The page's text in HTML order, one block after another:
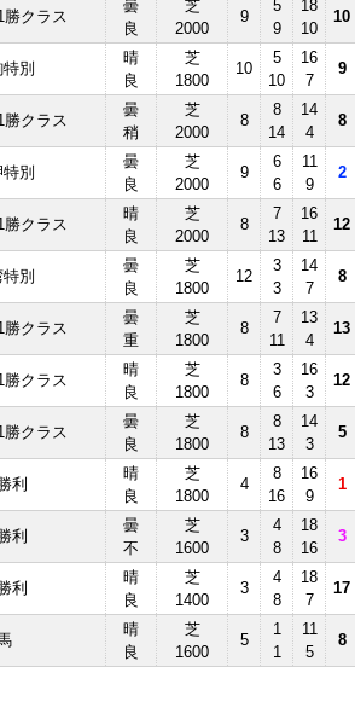
勝クラス
曇
良
芝
2000
9
5
9
18
10
10
別
晴
良
芝
1800
10
5
10
16
7
9
勝クラス
曇
稍
芝
2000
8
8
14
14
4
8
別
曇
良
芝
2000
9
6
6
11
9
2
勝クラス
晴
良
芝
2000
8
7
13
16
11
12
別
曇
良
芝
1800
12
3
3
14
7
8
勝クラス
曇
重
芝
1800
8
7
11
13
4
13
勝クラス
晴
良
芝
1800
8
3
6
16
3
12
勝クラス
曇
良
芝
1800
8
8
13
14
3
5
利
晴
良
芝
1800
4
8
16
16
9
1
利
曇
不
芝
1600
3
4
8
18
16
3
利
晴
良
芝
1400
3
4
8
18
7
17
晴
良
芝
1600
5
1
1
11
5
8